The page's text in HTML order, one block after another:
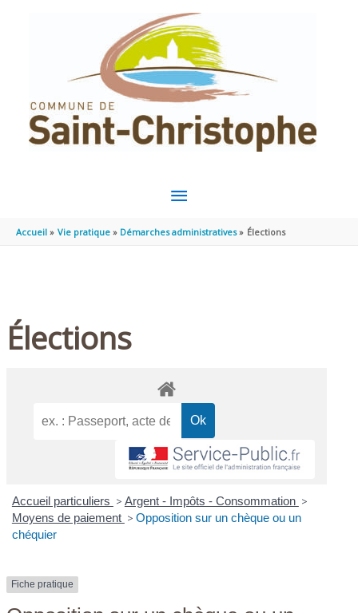
MENU
PRINCIPAL
Accueil Vie pratique Démarches administratives Élections
Élections
Accueil particuliers > Argent - Impôts - Consommation >
Moyens de paiement > Opposition sur un chèque ou un
chéquier
Fiche pratique